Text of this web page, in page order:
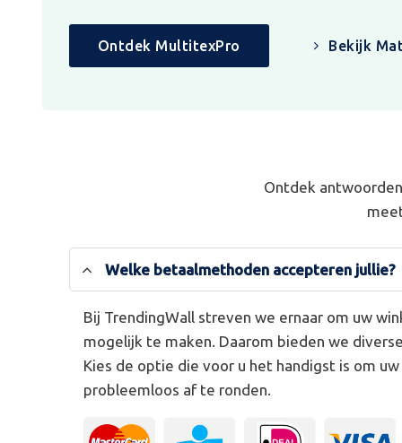
Ontdek MultitexPro Bekijk
Ontdek
Welke betaalmethoden accepteren jullie?
Bij TrendingWall streven we ernaar om uw
mogelijk te maken. Daarom bieden we
Kies de optie die voor u het handigst is om
probleemloos af te ronden.